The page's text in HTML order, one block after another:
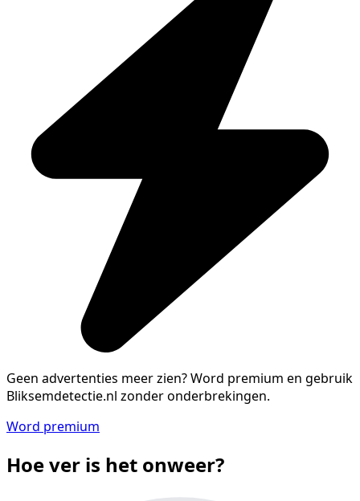
Geen advertenties meer zien?Word premium en gebruik
Bliksemdetectie.nl zonder onderbrekingen.
Word premium
Hoe ver is het onweer?